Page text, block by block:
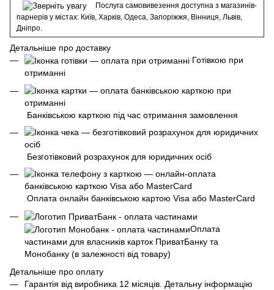
Послуга самовивезення доступна з магазинів-
парнерів у містах: Київ, Харків, Одеса, Запоріжжя, Вінниця, Львів,
Дніпро.
Детальніше про доставку
Готівкою при
отриманні
Банківською карткою під час отримання замовлення
Безготівковий розрахунок для юридичних осіб
Оплата онлайн банківською картою Visa або MasterCard
Оплата
частинами для власників карток ПриватБанку та
Монобанку (в залежності від товару)
Детальніше про оплату
Гарантія від виробника 12 місяців. Детальну інформацію